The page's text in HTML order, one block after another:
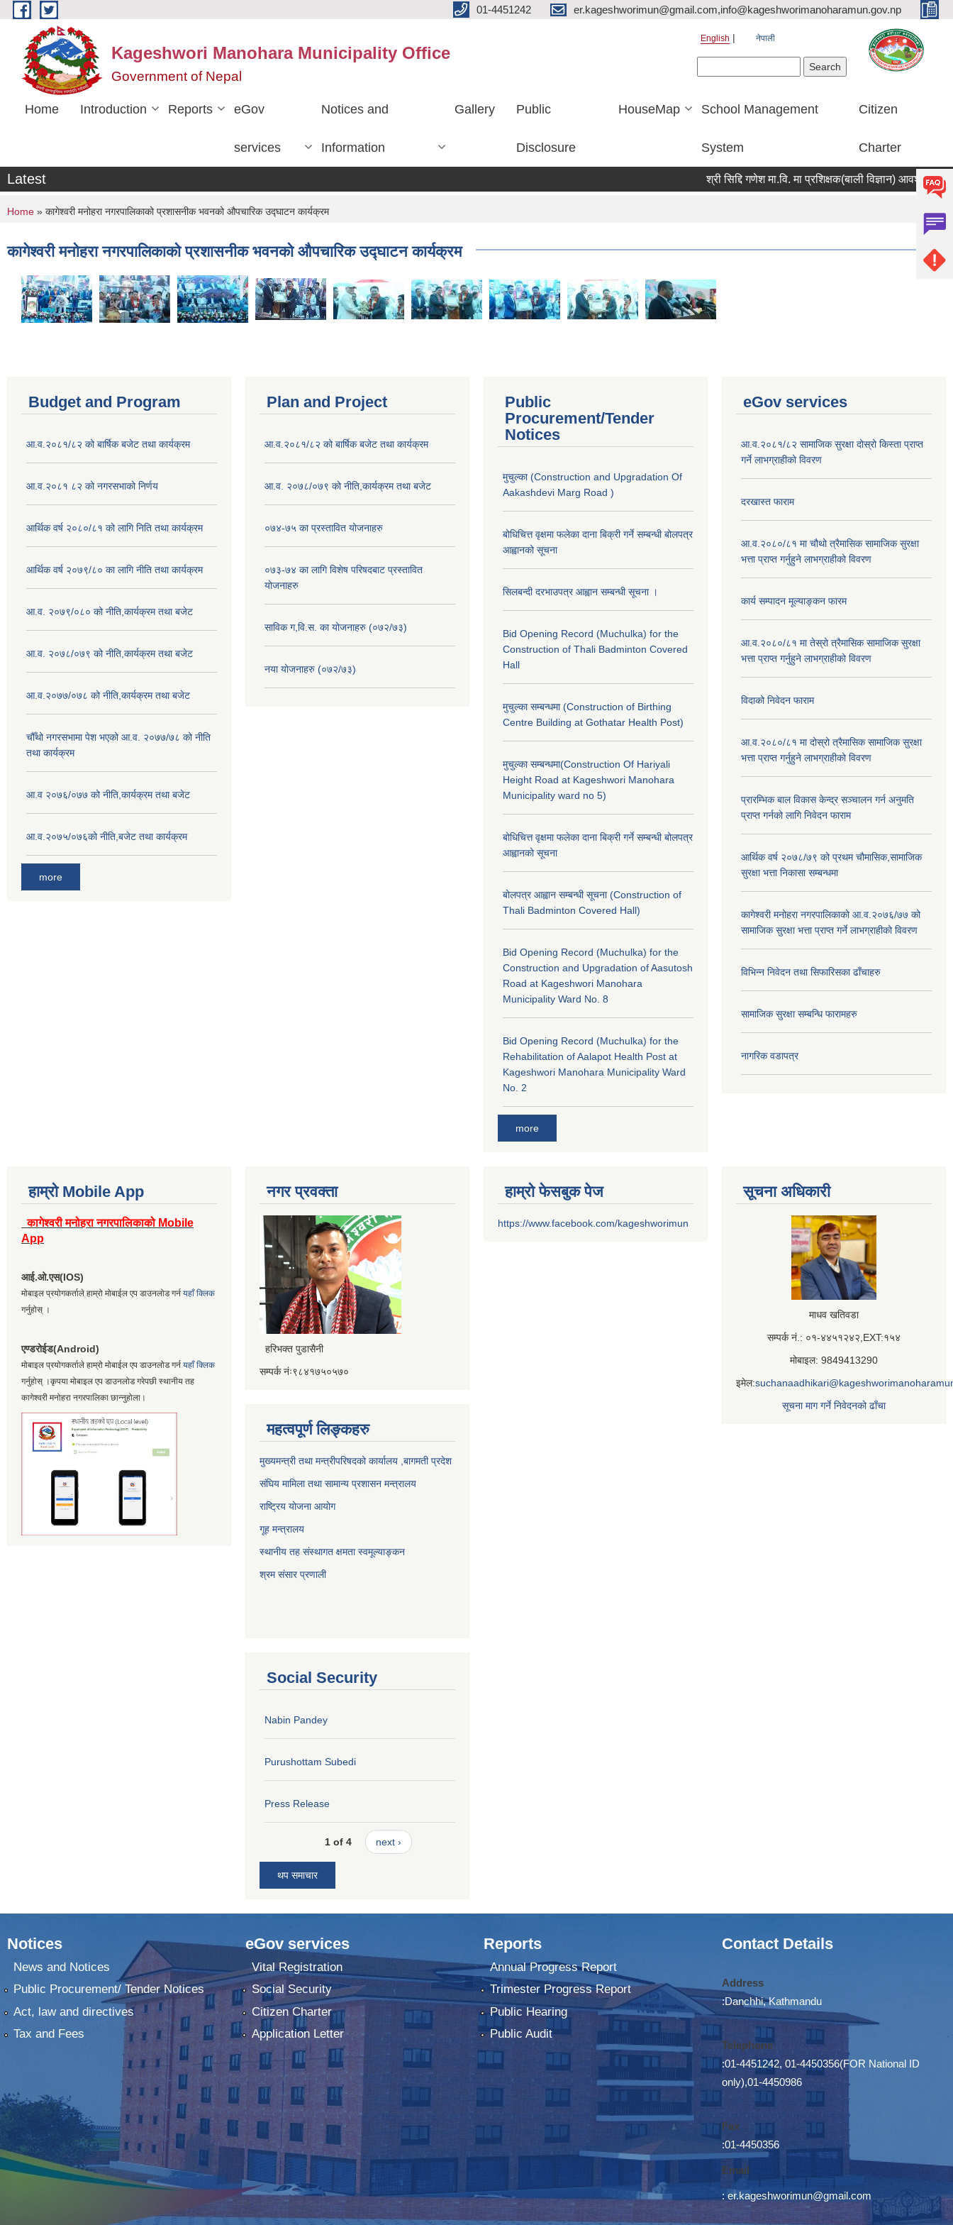
Skip to main content 01-4451242 er.kageshworimun@gmail.com,info@kageshworimanoharamun.gov.np
Kageshwori Manohara Municipality Office
Government of Nepal
English नेपाली
Home Introduction Reports eGov
services
Notices and
Information
Gallery Public
Disclosure
HouseMap School Management
System
Citizen
Charter
Latest श्री सिद्दि गणेश मा.वि. मा प्रशिक्षक(बाली विज्ञान) आवश्यकता
You are here
Home » कागेश्वरी मनोहरा नगरपालिकाको प्रशासनीक भवनको औपचारिक उद्घाटन कार्यक्रम
कागेश्वरी मनोहरा नगरपालिकाको प्रशासनीक भवनको औपचारिक उद्घाटन कार्यक्रम
Budget and Program
आ.व.२०८१/८२ को बार्षिक बजेट तथा कार्यक्रम
आ.व.२०८१ ८२ को नगरसभाको निर्णय
आर्थिक वर्ष २०८०/८१ को लागि निति तथा कार्यक्रम
आर्थिक वर्ष २०७९/८० का लागि नीति तथा कार्यक्रम
आ.व. २०७९/०८० को नीति,कार्यक्रम तथा बजेट
आ.व. २०७८/०७९ को नीति,कार्यक्रम तथा बजेट
आ.व.२०७७/०७८ को नीति,कार्यक्रम तथा बजेट
चौँथो नगरसभामा पेश भएको आ.व. २०७७/७८ को नीति
तथा कार्यक्रम
आ.व २०७६/०७७ को नीति,कार्यक्रम तथा बजेट
आ.व.२०७५/०७६को नीति,बजेट तथा कार्यक्रम
more
Plan and Project
आ.व.२०८१/८२ को बार्षिक बजेट तथा कार्यक्रम
आ.व. २०७८/०७९ को नीति,कार्यक्रम तथा बजेट
०७४-७५ का प्रस्तावित योजनाहरु
०७३-७४ का लागि विशेष परिषदबाट प्रस्तावित
योजनाहरु
साविक ग,वि.स. का योजनाहरु (०७२/७३)
नया योजनाहरु (०७२/७३)
Public
Procurement/Tender
Notices
मुचुल्का (Construction and Upgradation Of
Aakashdevi Marg Road )
बोधिचित्त वृक्षमा फलेका दाना बिक्री गर्ने सम्बन्धी बोलपत्र
आह्वानको सूचना
सिलबन्दी दरभाउपत्र आह्वान सम्बन्धी सूचना ।
Bid Opening Record (Muchulka) for the
Construction of Thali Badminton Covered
Hall
मुचुल्का सम्बन्धमा (Construction of Birthing
Centre Building at Gothatar Health Post)
मुचुल्का सम्बन्धमा(Construction Of Hariyali
Height Road at Kageshwori Manohara
Municipality ward no 5)
बोधिचित्त वृक्षमा फलेका दाना बिक्री गर्ने सम्बन्धी बोलपत्र
आह्वानको सूचना
बोलपत्र आह्वान सम्बन्धी सूचना (Construction of
Thali Badminton Covered Hall)
Bid Opening Record (Muchulka) for the
Construction and Upgradation of Aasutosh
Road at Kageshwori Manohara
Municipality Ward No. 8
Bid Opening Record (Muchulka) for the
Rehabilitation of Aalapot Health Post at
Kageshwori Manohara Municipality Ward
No. 2
more
eGov services
आ.व.२०८१/८२ सामाजिक सुरक्षा दोस्रो किस्ता प्राप्त
गर्ने लाभग्राहीको विवरण
दरखास्त फाराम
आ.व.२०८०/८१ मा चौथो त्रैमासिक सामाजिक सुरक्षा
भत्ता प्राप्त गर्नुहुने लाभग्राहीको विवरण
कार्य सम्पादन मूल्याङ्कन फारम
आ.व.२०८०/८१ मा तेस्रो त्रैमासिक सामाजिक सुरक्षा
भत्ता प्राप्त गर्नुहुने लाभग्राहीको विवरण
विदाको निवेदन फाराम
आ.व.२०८०/८१ मा दोस्रो त्रैमासिक सामाजिक सुरक्षा
भत्ता प्राप्त गर्नुहुने लाभग्राहीको विवरण
प्रारम्भिक बाल विकास केन्द्र सञ्चालन गर्न अनुमति
प्राप्त गर्नको लागि निवेदन फाराम
आर्थिक वर्ष २०७८/७९ को प्रथम चौमासिक,सामाजिक
सुरक्षा भत्ता निकासा सम्बन्धमा
कागेश्वरी मनोहरा नगरपालिकाको आ.व.२०७६/७७ को
सामाजिक सुरक्षा भत्ता प्राप्त गर्ने लाभग्राहीको विवरण
विभिन्न निवेदन तथा सिफारिसका ढाँचाहरु
सामाजिक सुरक्षा सम्बन्धि फारामहरु
नागरिक वडापत्र
हाम्रो Mobile App
कागेश्वरी मनोहरा नगरपालिकाको Mobile
App
आई.ओ.एस(IOS)
मोबाइल प्रयोगकर्ताले हाम्रो मोबाईल एप डाउनलोड गर्न यहाँ क्लिक
गर्नुहोस् ।
एण्डरोईड(Android)
मोबाइल प्रयोगकर्ताले हाम्रो मोबाईल एप डाउनलोड गर्न यहाँ क्लिक
गर्नुहोस् ।कृपया मोबाइल एप डाउनलोड गरेपछी स्थानीय तह
कागेश्वरी मनोहरा नगरपालिका छान्नुहोला।
नगर प्रवक्ता
हरिभक्त पुडासैनी
सम्पर्क नंः९८४१७५०५७०
महत्वपूर्ण लिङ्कहरु
मुख्यमन्त्री तथा मन्त्रीपरिषदको कार्यालय ,बागमती प्रदेश
संघिय मामिला तथा सामान्य प्रशासन मन्त्रालय
राष्ट्रिय योजना आयोग
गूह मन्त्रालय
स्थानीय तह संस्थागत क्षमता स्वमूल्याङ्कन
श्रम संसार प्रणाली
Social Security
Nabin Pandey
Purushottam Subedi
Press Release
1 of 4 next ›
थप समाचार
हाम्रो फेसबुक पेज
https://www.facebook.com/kageshworimun
सूचना अधिकारी
माधव खतिवडा
सम्पर्क नं.: ०१-४४५१२४२,EXT:१५४
मोबाइल: 9849413290
इमेल:
सूचना माग गर्ने निवेदनको ढाँचा
Notices
News and Notices
Public Procurement/ Tender Notices
Act, law and directives
Tax and Fees
eGov services
Vital Registration
Social Security
Citizen Charter
Application Letter
Reports
Annual Progress Report
Trimester Progress Report
Public Hearing
Public Audit
Contact Details
Address
:Danchhi, Kathmandu
Telephone
:01-4451242, 01-4450356(FOR National ID
only),01-4450986
Fax
:01-4450356
Email
:er.kageshworimun@gmail.com